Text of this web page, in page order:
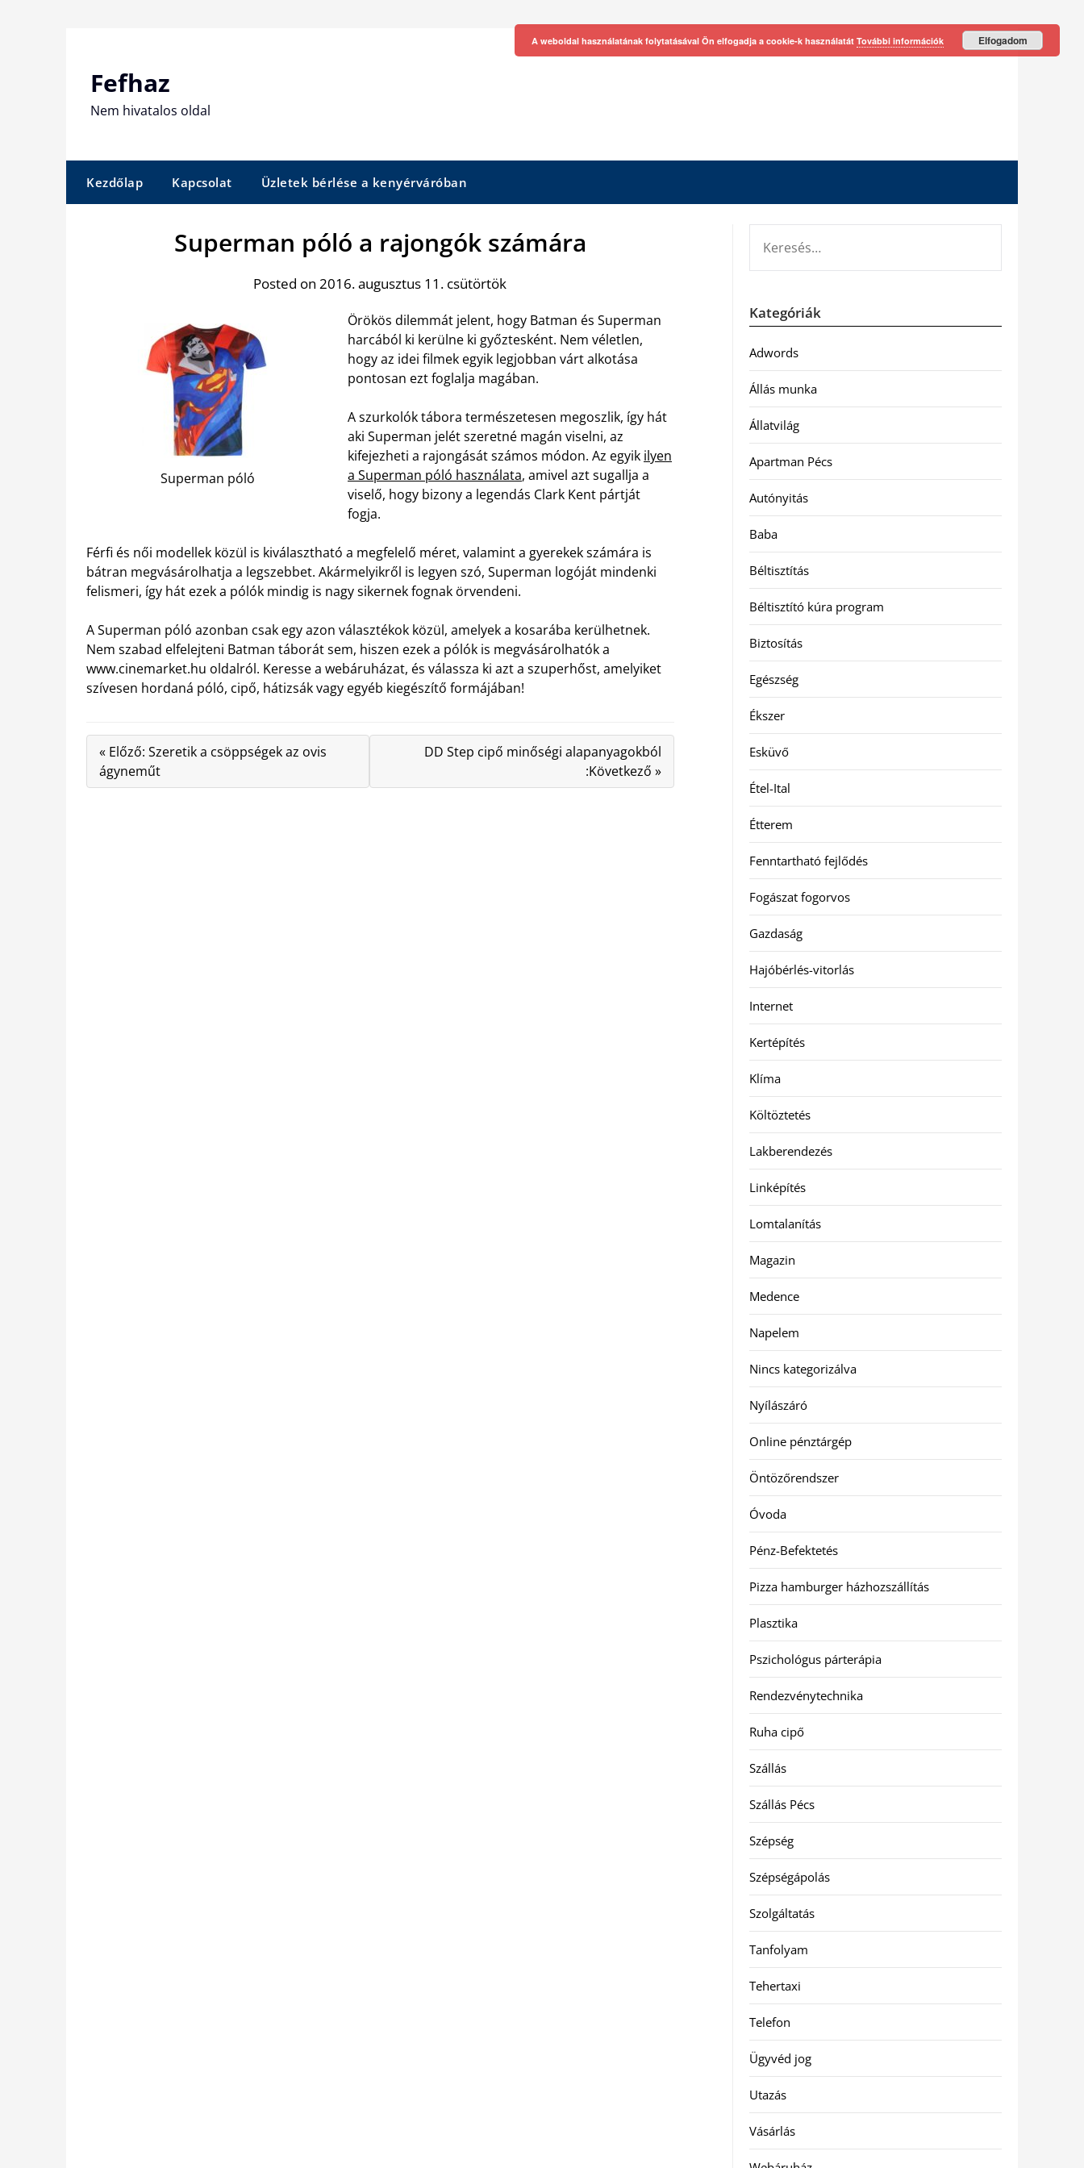
Fefhaz
Nem hivatalos oldal
Kezdőlap Kapcsolat Üzletek bérlése a kenyérváróban
Superman póló a rajongók számára
Posted on 2016. augusztus 11. csütörtök
Superman póló
Örökös dilemmát jelent, hogy Batman és Superman
harcából ki kerülne ki győztesként. Nem véletlen,
hogy az idei filmek egyik legjobban várt alkotása
pontosan ezt foglalja magában.
A szurkolók tábora természetesen megoszlik, így hát
aki Superman jelét szeretné magán viselni, az
kifejezheti a rajongását számos módon. Az egyik ilyen
a Superman póló használata, amivel azt sugallja a
viselő, hogy bizony a legendás Clark Kent pártját
fogja.
Férfi és női modellek közül is kiválasztható a megfelelő méret, valamint a gyerekek számára is
bátran megvásárolhatja a legszebbet. Akármelyikről is legyen szó, Superman logóját mindenki
felismeri, így hát ezek a pólók mindig is nagy sikernek fognak örvendeni.
A Superman póló azonban csak egy azon választékok közül, amelyek a kosarába kerülhetnek.
Nem szabad elfelejteni Batman táborát sem, hiszen ezek a pólók is megvásárolhatók a
www.cinemarket.hu oldalról. Keresse a webáruházat, és válassza ki azt a szuperhőst, amelyiket
szívesen hordaná póló, cipő, hátizsák vagy egyéb kiegészítő formájában!
« Előző: Szeretik a csöppségek az ovis
ágyneműt
DD Step cipő minőségi alapanyagokból
:Következő »
Kategóriák
Adwords
Állás munka
Állatvilág
Apartman Pécs
Autónyitás
Baba
Béltisztítás
Béltisztító kúra program
Biztosítás
Egészség
Ékszer
Esküvő
Étel-Ital
Étterem
Fenntartható fejlődés
Fogászat fogorvos
Gazdaság
Hajóbérlés-vitorlás
Internet
Kertépítés
Klíma
Költöztetés
Lakberendezés
Linképítés
Lomtalanítás
Magazin
Medence
Napelem
Nincs kategorizálva
Nyílászáró
Online pénztárgép
Öntözőrendszer
Óvoda
Pénz-Befektetés
Pizza hamburger házhozszállítás
Plasztika
Pszichológus párterápia
Rendezvénytechnika
Ruha cipő
Szállás
Szállás Pécs
Szépség
Szépségápolás
Szolgáltatás
Tanfolyam
Tehertaxi
Telefon
Ügyvéd jog
Utazás
Vásárlás
A weboldal használatának folytatásával Ön elfogadja a cookie-k használatát További információk Elfogadom